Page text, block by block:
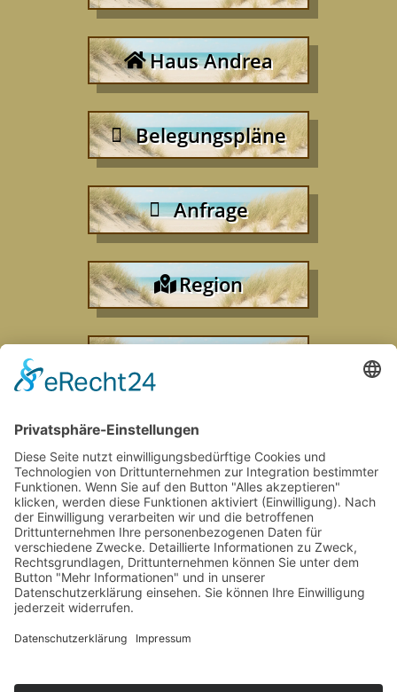
Haus Andrea
Belegungspläne
Anfrage
Region
Schmidt Vermietung GbR
Gertrud Schmidt
Esklumer Fährweg 1
26789 Leer
Telefon: 0491 – 92 55 71 1